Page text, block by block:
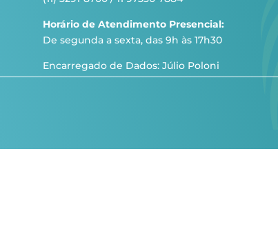
Horário de Atendimento Presencial:
De segunda a sexta, das 9h às 17h30
Encarregado de Dados: Júlio Poloni